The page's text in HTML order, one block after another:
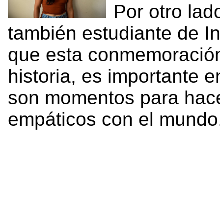
Por otro
también estudiante de
que esta
historia, es importante
son momentos para
empáticos con el